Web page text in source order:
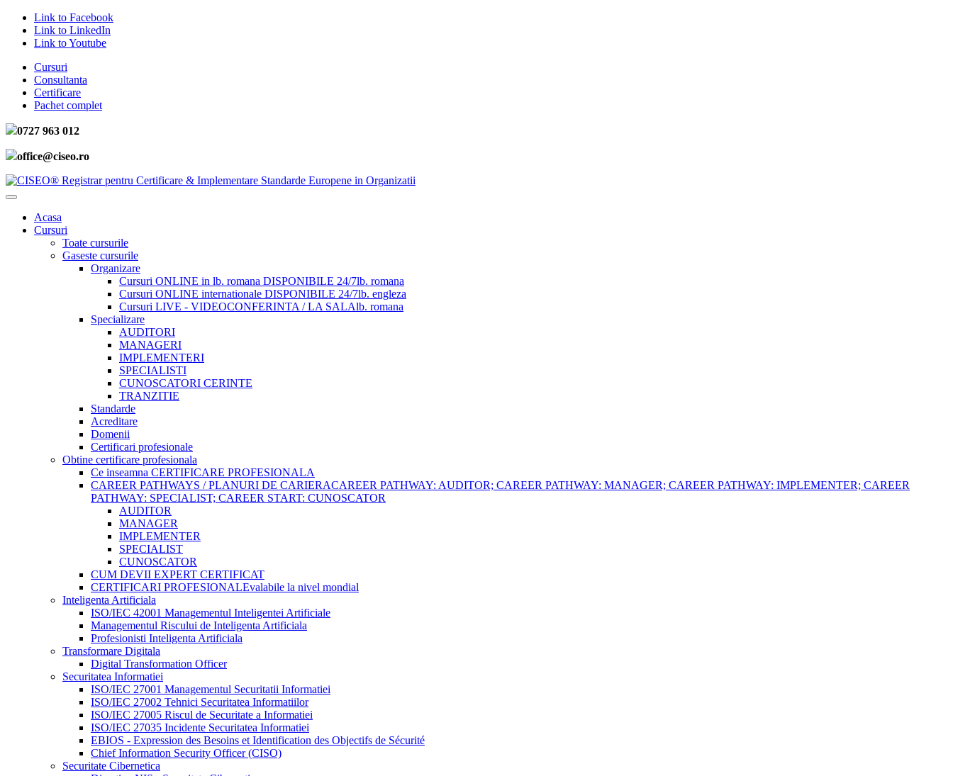
Link to Facebook
Link to LinkedIn
Link to Youtube
Cursuri
Consultanta
Certificare
Pachet complet
0727 963 012
office@ciseo.ro
Acasa
Cursuri
Toate cursurile
Gaseste cursurile
Organizare
Cursuri ONLINE in lb. romana DISPONIBILE 24/7lb. romana
Cursuri ONLINE internationale DISPONIBILE 24/7lb. engleza
Cursuri LIVE - VIDEOCONFERINTA / LA SALAlb. romana
Specializare
AUDITORI
MANAGERI
IMPLEMENTERI
SPECIALISTI
CUNOSCATORI CERINTE
TRANZITIE
Standarde
Acreditare
Domenii
Certificari profesionale
Obtine certificare profesionala
Ce inseamna CERTIFICARE PROFESIONALA
CAREER PATHWAYS / PLANURI DE CARIERACAREER PATHWAY: AUDITOR; CAREER PATHWAY: MANAGER; CAREER PATHWAY: IMPLEMENTER; CAREER
PATHWAY: SPECIALIST; CAREER START: CUNOSCATOR
AUDITOR
MANAGER
IMPLEMENTER
SPECIALIST
CUNOSCATOR
CUM DEVII EXPERT CERTIFICAT
CERTIFICARI PROFESIONALEvalabile la nivel mondial
Inteligenta Artificiala
ISO/IEC 42001 Managementul Inteligentei Artificiale
Managementul Riscului de Inteligenta Artificiala
Profesionisti Inteligenta Artificiala
Transformare Digitala
Digital Transformation Officer
Securitatea Informatiei
ISO/IEC 27001 Managementul Securitatii Informatiei
ISO/IEC 27002 Tehnici Securitatea Informatiilor
ISO/IEC 27005 Riscul de Securitate a Informatiei
ISO/IEC 27035 Incidente Securitatea Informatiei
EBIOS - Expression des Besoins et Identification des Objectifs de Sécurité
Chief Information Security Officer (CISO)
Securitate Cibernetica